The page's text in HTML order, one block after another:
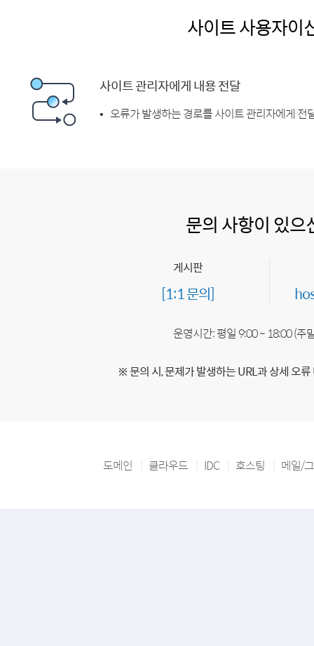
사이트 사용자이
사이트 관리자에게 내용 전달
오류가 발생하는 경로를 사이트 관리자에게 전
문의 사항이 있으
게시판
[1:1 문의]
운영시간: 평일 9:00 ~ 18:00 (주
※ 문의 시, 문제가 발생하는 URL과 상세 오
도메인 클라우드 IDC 호스팅 메일/